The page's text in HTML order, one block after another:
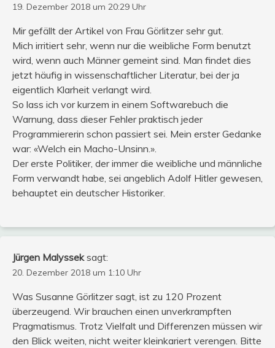
19. Dezember 2018 um 20:29 Uhr
Mir gefällt der Artikel von Frau Görlitzer sehr gut.
Mich irritiert sehr, wenn nur die weibliche Form benutzt
wird, wenn auch Männer gemeint sind. Man findet dies
jetzt häufig in wissenschaftlicher Literatur, bei der ja
eigentlich Klarheit verlangt wird.
So lass ich vor kurzem in einem Softwarebuch die
Warnung, dass dieser Fehler praktisch jeder
Programmiererin schon passiert sei. Mein erster Gedanke
war: «Welch ein Macho-Unsinn.».
Der erste Politiker, der immer die weibliche und männliche
Form verwandt habe, sei angeblich Adolf Hitler gewesen,
behauptet ein deutscher Historiker.
Jürgen Malyssek sagt:
20. Dezember 2018 um 1:10 Uhr
Was Susanne Görlitzer sagt, ist zu 120 Prozent
überzeugend. Wir brauchen einen unverkrampften
Pragmatismus. Trotz Vielfalt und Differenzen müssen wir
den Blick weiten, nicht weiter kleinkariert verengen. Bitte